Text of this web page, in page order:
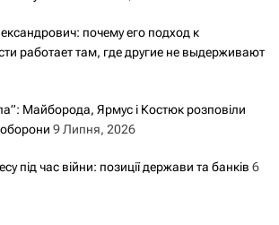
почему его подход к
работает там, где другие не выдерживают
Майборода, Ярмус і Костюк розповіли
9 Липня, 2026
під час війни: позиції держави та банків 6